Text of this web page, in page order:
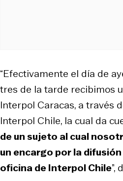
“Efectivamente el día de
tres de la tarde recibimos
Interpol Caracas, a través
Interpol Chile, la cual da
de un sujeto al cual
un encargo por la
oficina de Interpol Chile”,